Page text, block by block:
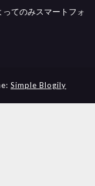
てのみスマートフォ
Simple Blogily